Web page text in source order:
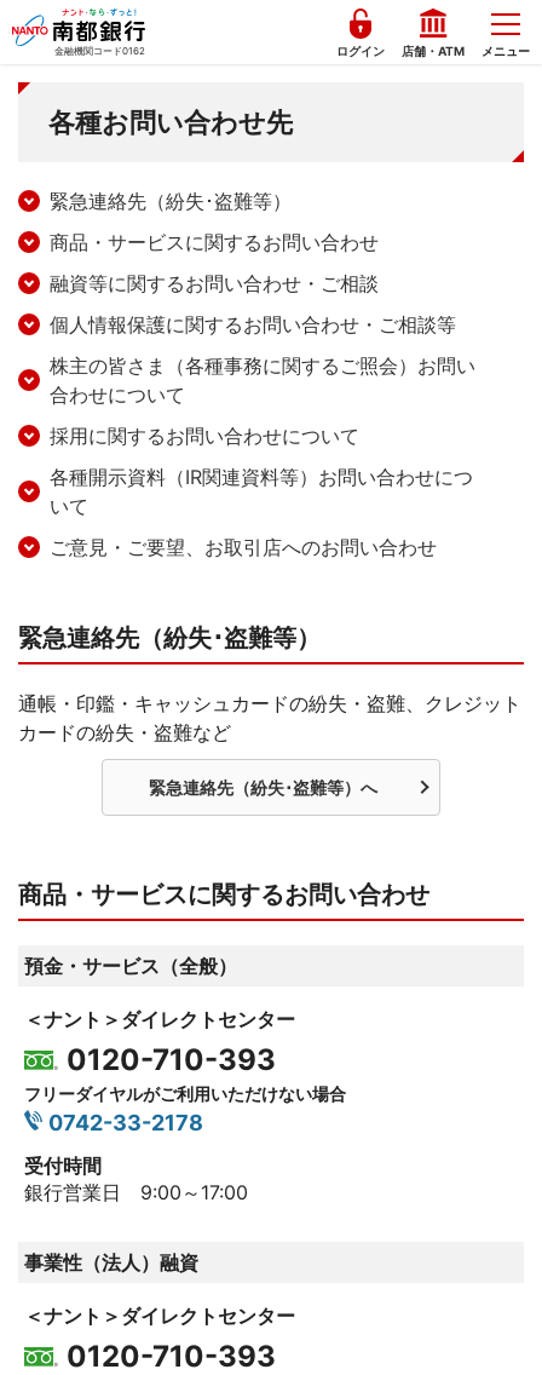
金融機関コード0162 ログイン 店舗・ATM メニュー
各種お問い合わせ先
緊急連絡先（紛失･盗難等）
商品・サービスに関するお問い合わせ
融資等に関するお問い合わせ・ご相談
個人情報保護に関するお問い合わせ・ご相談等
株主の皆さま（各種事務に関するご照会）お問い
合わせについて
採用に関するお問い合わせについて
各種開示資料（IR関連資料等）お問い合わせにつ
いて
ご意見・ご要望、お取引店へのお問い合わせ
緊急連絡先（紛失･盗難等）
通帳・印鑑・キャッシュカードの紛失・盗難、クレジット
カードの紛失・盗難など
緊急連絡先（紛失･盗難等）へ
商品・サービスに関するお問い合わせ
預金・サービス（全般）
＜ナント＞ダイレクトセンター
0120-710-393
フリーダイヤルがご利用いただけない場合
0742-33-2178
受付時間
銀行営業日 9:00～17:00
事業性（法人）融資
＜ナント＞ダイレクトセンター
0120-710-393